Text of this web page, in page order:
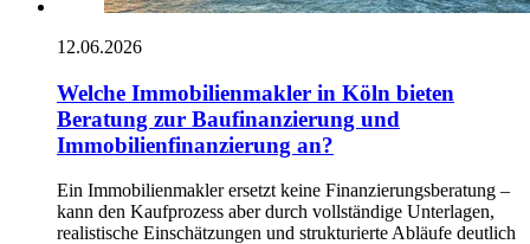
12.06.2026
Welche Immobilienmakler in Köln bieten
Beratung zur Baufinanzierung und
Immobilienfinanzierung an?
Ein Immobilienmakler ersetzt keine Finanzierungsberatung –
kann den Kaufprozess aber durch vollständige Unterlagen,
realistische Einschätzungen und strukturierte Abläufe deutlich